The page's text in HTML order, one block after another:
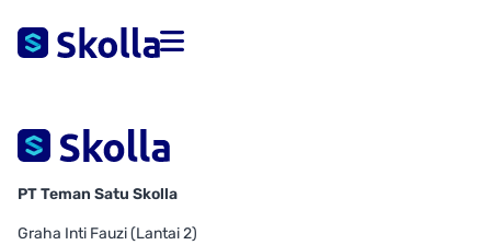
PT Teman Satu Skolla
Graha Inti Fauzi (Lantai 2)